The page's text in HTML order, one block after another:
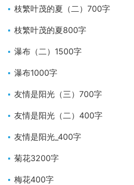
枝繁叶茂的夏（二）700字
枝繁叶茂的夏800字
瀑布（二）1500字
瀑布1000字
友情是阳光（三）700字
友情是阳光（二）400字
友情是阳光_400字
菊花3200字
梅花400字